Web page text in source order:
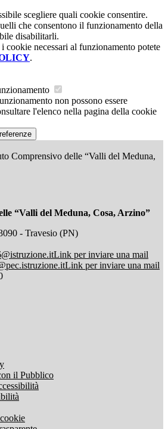
scegliere quali cookie consentire.
che consentono il funzionamento della
disabilitarli.
cookie necessari al funzionamento potete
.
non possono essere
l'elenco nella pagina della cookie
Comprensivo delle “Valli del Meduna,
“Valli del Meduna, Cosa, Arzino”
- Travesio (PN)
Link per inviare una mail
Link per inviare una mail
il Pubblico